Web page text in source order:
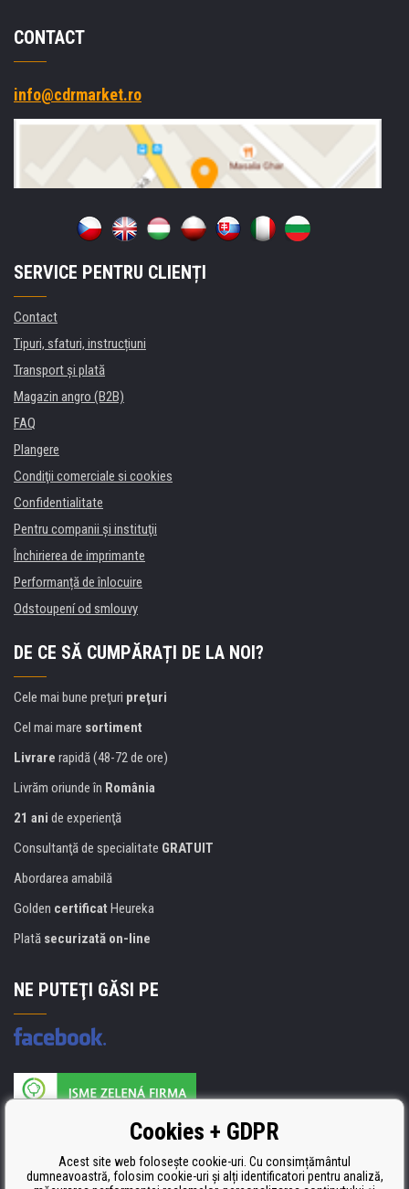
CONTACT
info@cdrmarket.ro
SERVICE PENTRU CLIENȚI
Contact
Tipuri, sfaturi, instrucțiuni
Transport şi plată
Magazin angro (B2B)
FAQ
Plangere
Condiţii comerciale si cookies
Confidentialitate
Pentru companii și instituţii
Închirierea de imprimante
Performanță de înlocuire
Odstoupení od smlouvy
DE CE SĂ CUMPĂRAȚI DE LA NOI?
Cele mai bune preţuri preţuri
Cel mai mare sortiment
Livrare rapidă (48-72 de ore)
Livrăm oriunde în România
21 ani de experienţă
Consultanţă de specialitate GRATUIT
Abordarea amabilă
Golden certificat Heureka
Plată securizată on-line
NE PUTEŢI GĂSI PE
Producătorul umpluturii de rezervă este certificat
ISO 9001, ISO 14001 şi STMC.Cookies + GDPR
Acest site web folosește cookie-uri. Cu consimțământul
dumneavoastră, folosim cookie-uri și alți identificatori pentru analiză,